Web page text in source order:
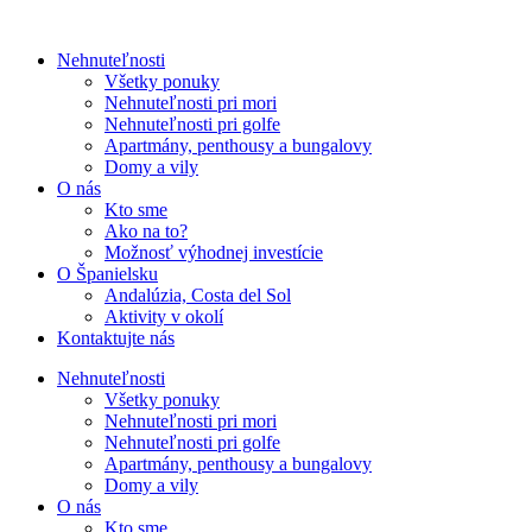
Nehnuteľnosti
Všetky ponuky
Nehnuteľnosti pri mori
Nehnuteľnosti pri golfe
Apartmány, penthousy a bungalovy
Domy a vily
O nás
Kto sme
Ako na to?
Možnosť výhodnej investície
O Španielsku
Andalúzia, Costa del Sol
Aktivity v okolí
Kontaktujte nás
Nehnuteľnosti
Všetky ponuky
Nehnuteľnosti pri mori
Nehnuteľnosti pri golfe
Apartmány, penthousy a bungalovy
Domy a vily
O nás
Kto sme